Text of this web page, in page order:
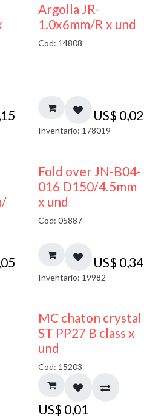
Argolla JR-
1.0x6mm/R x und
Cod: 14808
US$ 0,02
Inventario: 178019
Fold over JN-B04-
016 D150/4.5mm
x und
Cod: 05887
US$ 0,34
Inventario: 19982
MC chaton crystal
ST PP27 B class x
und
Cod: 15203
US$ 0,01